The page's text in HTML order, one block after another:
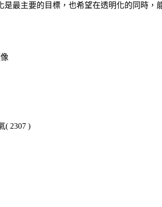
最主要的目標，也希望在透明化的同時，
( 2307 )